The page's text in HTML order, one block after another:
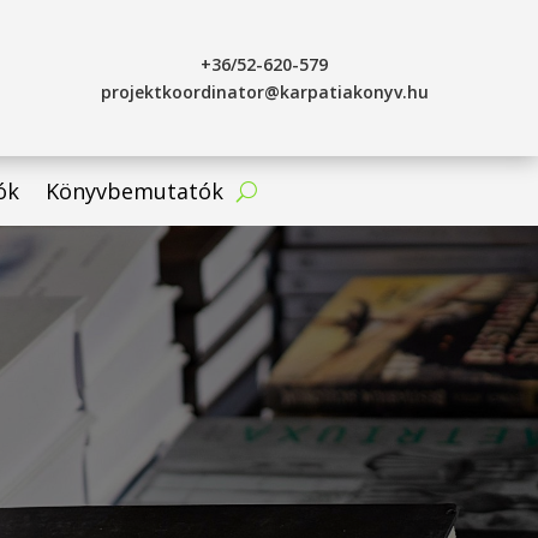
+36/52-620-579
projektkoordinator@karpatiakonyv.hu
Könyvbemutatók